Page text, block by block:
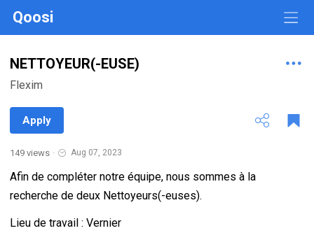
Qoosi
NETTOYEUR(-EUSE)
Flexim
Apply
149 views · Aug 07, 2023
Afin de compléter notre équipe, nous sommes à la
recherche de deux Nettoyeurs(-euses).
Lieu de travail : Vernier